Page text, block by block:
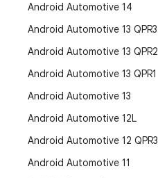
Android Automotive 14
Android Automotive 13 QPR3
Android Automotive 13 QPR2
Android Automotive 13 QPR1
Android Automotive 13
Android Automotive 12L
Android Automotive 12 QPR3
Android Automotive 11